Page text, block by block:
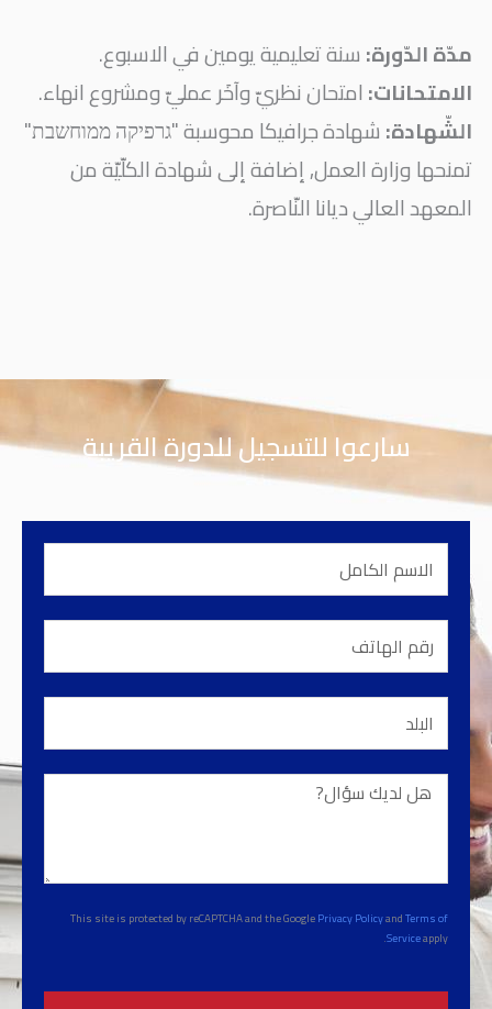
مدّة الدّورة:سنة تعليمية يومين في الاسبوع.
الامتحانات:امتحان نظريّ وآخَر عمليّ ومشروع انهاء.
الشّهادة:شهادة جرافيكا محوسبة "גרפיקה ממוחשבת"
تمنحها وزارة العمل, إضافة إلى شهادة الكلّيّة من
المعهد العالي ديانا النّاصرة.
سارعوا للتسجيل للدورة القريبة
الاسم
الكامل
رقم
الهاتف
البلد
هل
This site is protected by reCAPTCHA and the GooglePrivacy PolicyandTerms of
Serviceapply.